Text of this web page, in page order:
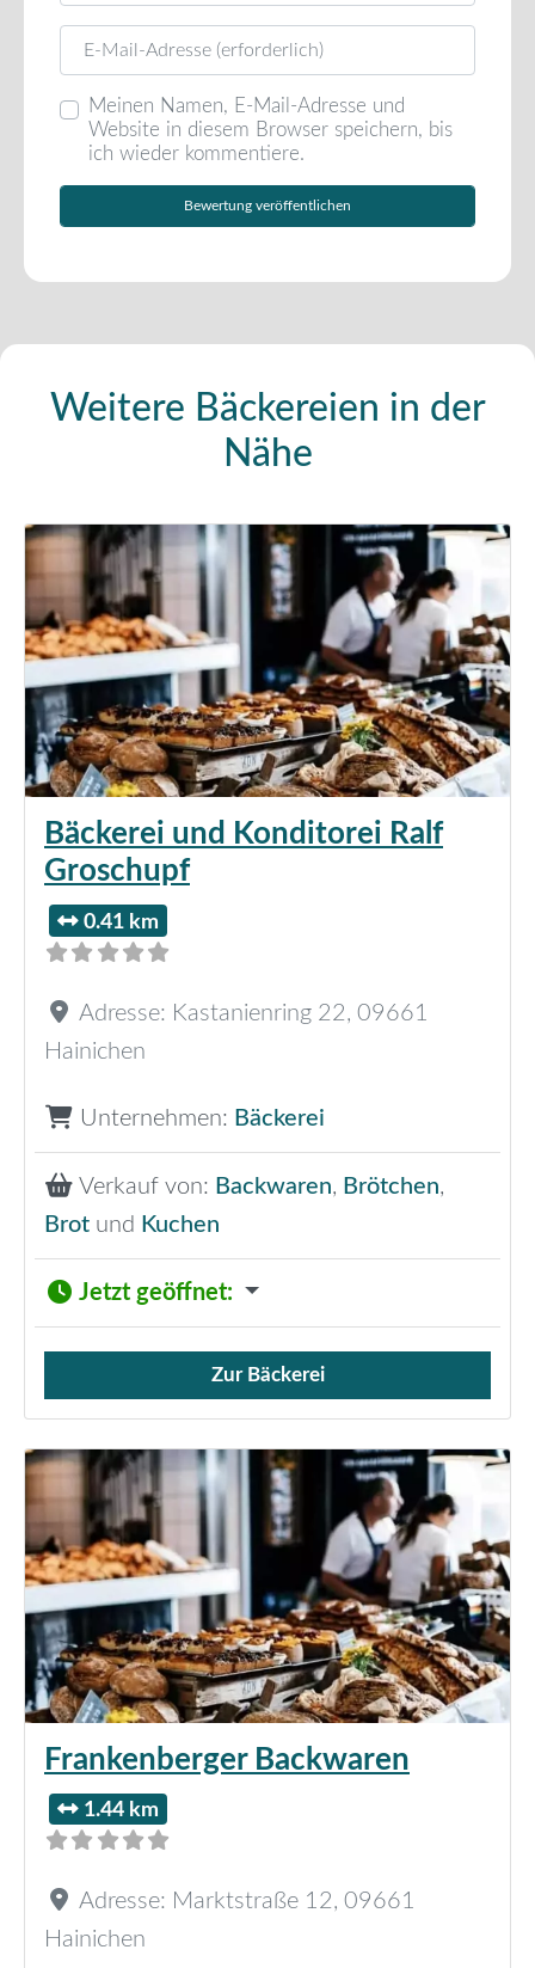
E-Mail
Meinen Namen, E-Mail-Adresse und
Website in diesem Browser speichern, bis
ich wieder kommentiere.
Weitere Bäckereien in der
Nähe
Bäckerei und Konditorei Ralf
Groschupf
0.41 km
Adresse: Kastanienring 22, 09661
Hainichen
Unternehmen: Bäckerei
Verkauf von: Backwaren, Brötchen,
Brot und Kuchen
Jetzt geöffnet:
Verkauf von Brötchen,
Zur Bäckerei
Frankenberger Backwaren
1.44 km
Adresse: Marktstraße 12, 09661
Hainichen